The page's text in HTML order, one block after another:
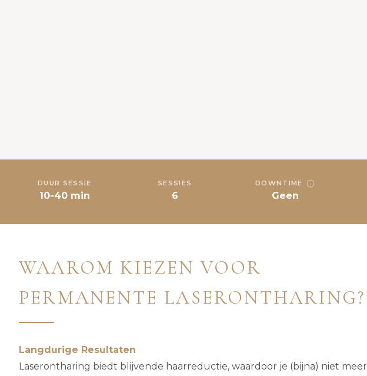
DUUR SESSIE
10-40 min
SESSIES
6
DOWNTIME
Geen
WAAROM KIEZEN VOOR
PERMANENTE LASERONTHARING?
Langdurige Resultaten
Laserontharing biedt blijvende haarreductie, waardoor je (bijna) niet meer